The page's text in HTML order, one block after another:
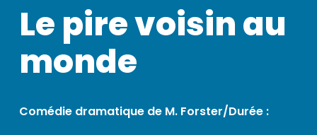
Le pire voisin au
monde
Comédie dramatique de M. Forster/Durée :